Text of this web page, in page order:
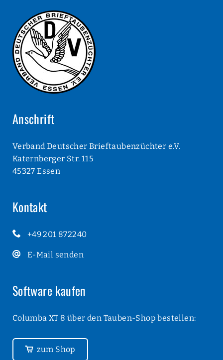
Anschrift
Verband Deutscher Brieftaubenzüchter e.V.
Katernberger Str. 115
45327 Essen
Kontakt
+49 201 872240
E-Mail senden
Software kaufen
Columba XT 8 über den Tauben-Shop bestellen:
zum Shop